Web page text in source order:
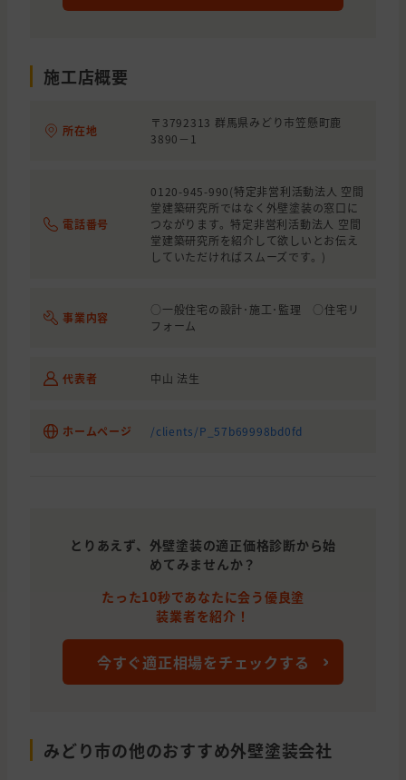
施工店概要
所在地
〒3792313 群馬県みどり市笠懸町鹿
3890－1
電話番号
0120-945-990(特定非営利活動法人 空間
堂建築研究所ではなく外壁塗装の窓口に
つながります。特定非営利活動法人 空間
堂建築研究所を紹介して欲しいとお伝え
していただければスムーズです。)
事業内容
○一般住宅の設計･施工･監理 ○住宅リ
フォーム
代表者 中山 法生
ホームページ /clients/P_57b69998bd0fd
とりあえず、外壁塗装の適正価格診断から始
めてみませんか？
たった10秒であなたに会う優良塗
装業者を紹介！
今すぐ適正相場をチェックする
みどり市の他のおすすめ外壁塗装会社